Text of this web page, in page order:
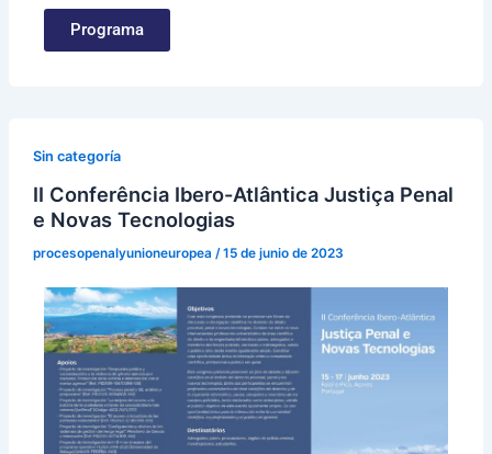
Programa
Sin categoría
II Conferência Ibero-Atlântica Justiça Penal
e Novas Tecnologias
procesopenalyunioneuropea /15 de junio de 2023